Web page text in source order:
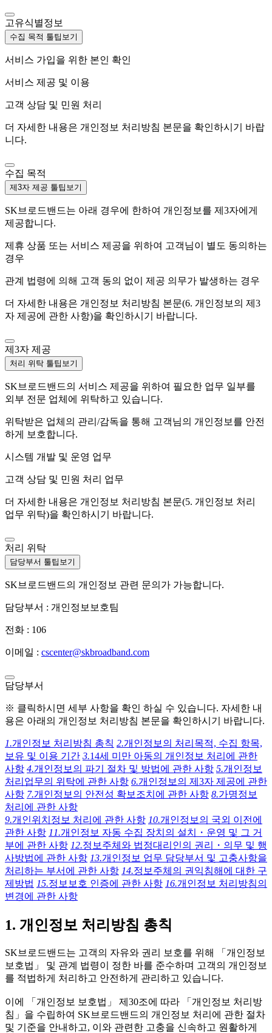
고유식별정보
수집 목적 툴팁보기
서비스 가입을 위한 본인 확인
서비스 제공 및 이용
고객 상담 및 민원 처리
더 자세한 내용은 개인정보 처리방침 본문을 확인하시기 바랍
니다.
수집 목적
제3자 제공 툴팁보기
SK브로드밴드는 아래 경우에 한하여 개인정보를 제3자에게
제공합니다.
제휴 상품 또는 서비스 제공을 위하여 고객님이 별도 동의하는
경우
관계 법령에 의해 고객 동의 없이 제공 의무가 발생하는 경우
더 자세한 내용은 개인정보 처리방침 본문(6. 개인정보의 제3
자 제공에 관한 사항)을 확인하시기 바랍니다.
제3자 제공
처리 위탁 툴팁보기
SK브로드밴드의 서비스 제공을 위하여 필요한 업무 일부를
외부 전문 업체에 위탁하고 있습니다.
위탁받은 업체의 관리/감독을 통해 고객님의 개인정보를 안전
하게 보호합니다.
시스템 개발 및 운영 업무
고객 상담 및 민원 처리 업무
더 자세한 내용은 개인정보 처리방침 본문(5. 개인정보 처리
업무 위탁)을 확인하시기 바랍니다.
처리 위탁
담당부서 툴팁보기
SK브로드밴드의 개인정보 관련 문의가 가능합니다.
담당부서 : 개인정보보호팀
전화 : 106
이메일 : cscenter@skbroadband.com
담당부서
※ 클릭하시면 세부 사항을 확인 하실 수 있습니다. 자세한 내
용은 아래의 개인정보 처리방침 본문을 확인하시기 바랍니다.
1.개인정보 처리방침 총칙 2.개인정보의 처리목적, 수집 항목,
보유 및 이용 기간 3.14세 미만 아동의 개인정보 처리에 관한
사항 4.개인정보의 파기 절차 및 방법에 관한 사항 5.개인정보
처리업무의 위탁에 관한 사항 6.개인정보의 제3자 제공에 관한
사항 7.개인정보의 안전성 확보조치에 관한 사항 8.가명정보
처리에 관한 사항
9.개인위치정보 처리에 관한 사항 10.개인정보의 국외 이전에
관한 사항 11.개인정보 자동 수집 장치의 설치・운영 및 그 거
부에 관한 사항 12.정보주체와 법정대리인의 권리・의무 및 행
사방법에 관한 사항 13.개인정보 업무 담당부서 및 고충사항을
처리하는 부서에 관한 사항 14.정보주체의 권익침해에 대한 구
제방법 15.정보보호 인증에 관한 사항 16.개인정보 처리방침의
변경에 관한 사항
1. 개인정보 처리방침 총칙
SK브로드밴드는 고객의 자유와 권리 보호를 위해 「개인정보
보호법」 및 관계 법령이 정한 바를 준수하며 고객의 개인정보
를 적법하게 처리하고 안전하게 관리하고 있습니다.
이에 「개인정보 보호법」 제30조에 따라 「개인정보 처리방
침」을 수립하여 SK브로드밴드의 개인정보 처리에 관한 절차
및 기준을 안내하고, 이와 관련한 고충을 신속하고 원활하게